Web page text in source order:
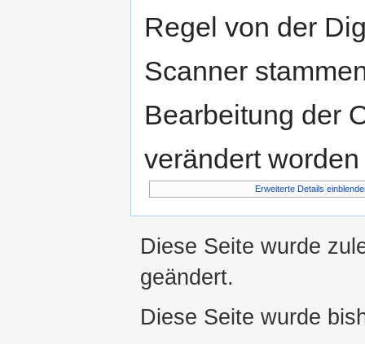
Regel von der
Scanner
Bearbeitung der
verändert
Erweiterte Details
Diese Seite wurde
geändert.
Diese Seite wurde